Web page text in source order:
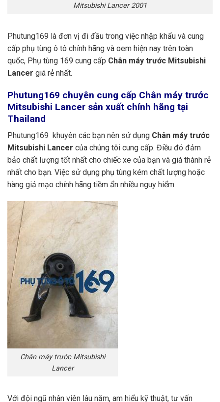
Mitsubishi Lancer 2001
Phutung169 là đơn vị đi đầu trong việc nhập khẩu và cung
cấp phụ tùng ô tô chính hãng và oem hiện nay trên toàn
quốc, Phụ tùng 169 cung cấp Chân máy trước Mitsubishi
Lancer giá rẻ nhất.
Phutung169 chuyên cung cấp Chân máy trước
Mitsubishi Lancer sản xuất chính hãng tại
Thailand
Phutung169 khuyên các bạn nên sử dụng Chân máy trước
Mitsubishi Lancer của chúng tôi cung cấp. Điều đó đảm
bảo chất lượng tốt nhất cho chiếc xe của bạn và giá thành rẻ
nhất cho bạn. Việc sử dụng phụ tùng kém chất lượng hoặc
hàng giả mạo chính hãng tiềm ẩn nhiều nguy hiểm.
Chân máy trước Mitsubishi
Lancer
Với đội ngũ nhân viên lâu năm, am hiểu kỹ thuật, tư vấn